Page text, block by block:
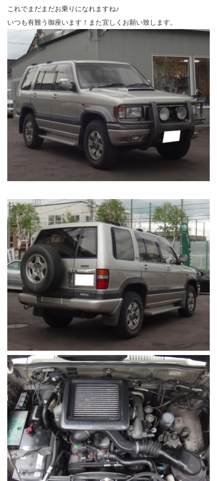
これでまだまだお乗りになれますね♪
いつも有難う御座います！また宜しくお願い致します。